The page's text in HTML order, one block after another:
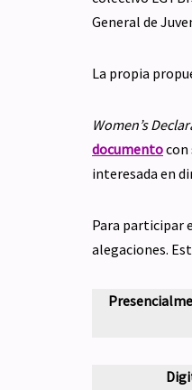
General de
La propia
Women’s
documentocon
interesada en
Para participar
alegaciones.